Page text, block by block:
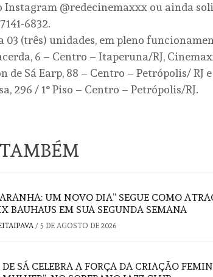
@redecinemaxxx ou ainda
6832.
03 (três) unidades, em pleno
6 – Centro – Itaperuna/RJ,
de Sá Earp, 88 – Centro – Petrópolis/ RJ
296 / 1° Piso – Centro – Petrópolis/RJ.
UM NOVO DIA” SEGUE COMO
BAUHAUS EM SUA SEGUNDA SEMANA
/ 5 DE AGOSTO DE 2026
SÁ CELEBRA A FORÇA DA CRIAÇÃO